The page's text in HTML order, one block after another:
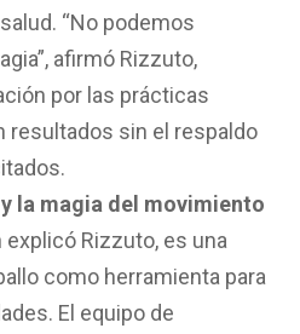
“No podemos
afirmó Rizzuto,
por las prácticas
resultados sin el respaldo
la magia del movimiento
explicó Rizzuto, es una
como herramienta para
El equipo de